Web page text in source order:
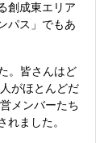
創成東エリア
パス」でもあ
。皆さんはど
がほとんどだ
メンバーたち
れました。